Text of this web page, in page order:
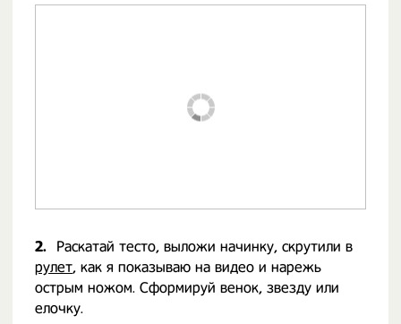
2.
Раскатай тесто, выложи начинку, скрутили в
рулет, как я показываю на видео и нарежь
острым ножом. Сформируй венок, звезду или
елочку.